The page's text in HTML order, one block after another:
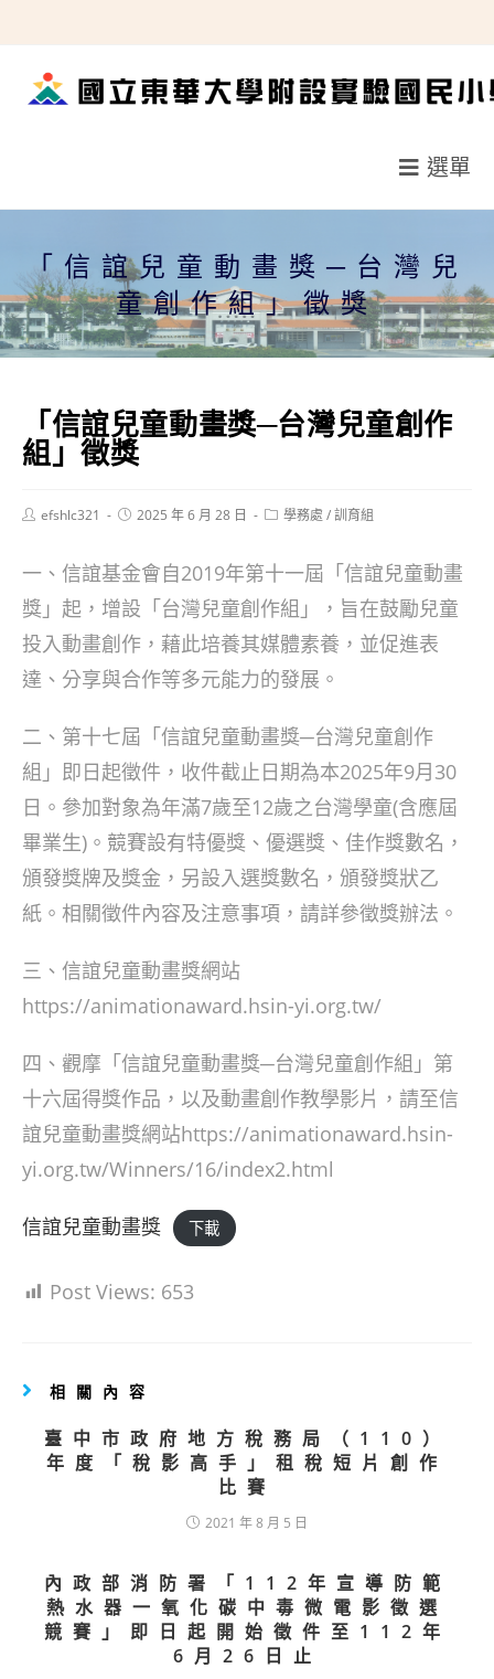
轉
選單
「信誼兒童動畫獎─台灣兒
童創作組」徵獎
「信誼兒童動畫獎─台灣兒童創作
組」徵獎
Postefshlc321
Post2025 年 6 月 28 日
Post學務處 /訓育組
一、信誼基金會自2019年第十一屆「信誼兒童動畫
獎」起，增設「台灣兒童創作組」，旨在鼓勵兒童
投入動畫創作，藉此培養其媒體素養，並促進表
達、分享與合作等多元能力的發展。
二、第十七屆「信誼兒童動畫獎─台灣兒童創作
組」即日起徵件，收件截止日期為本2025年9月30
日。參加對象為年滿7歲至12歲之台灣學童(含應屆
畢業生)。競賽設有特優獎、優選獎、佳作獎數名，
頒發獎牌及獎金，另設入選獎數名，頒發獎狀乙
紙。相關徵件內容及注意事項，請詳參徵獎辦法。
三、信誼兒童動畫獎網站
https://animationaward.hsin-yi.org.tw/
四、觀摩「信誼兒童動畫獎─台灣兒童創作組」第
十六屆得獎作品，以及動畫創作教學影片，請至信
誼兒童動畫獎網站https://animationaward.hsin-
yi.org.tw/Winners/16/index2.html
信誼兒童動畫獎 下載
Post Views: 653
相關內容
臺中市政府地方稅務局（110）
年度「稅影高手」租稅短片創作
比賽
2021 年 8 月 5 日
內政部消防署「112年宣導防範
熱水器一氧化碳中毒微電影徵選
競賽」即日起開始徵件至112年
6月26日止